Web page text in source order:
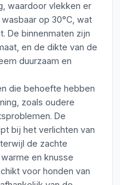
waardoor vlekken er
op 30°C, wat
De binnenmaten zijn
en de dikte van de
duurzaam en
die behoefte hebben
zoals oudere
De
bij het verlichten van
de zachte
en knusse
voor honden van